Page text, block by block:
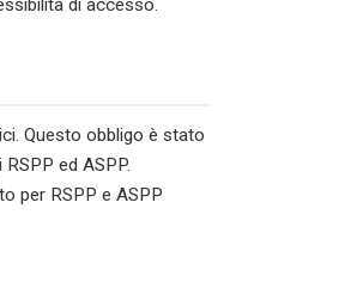
di accesso.
Questo obbligo è stato
ed ASPP.
per RSPP e ASPP